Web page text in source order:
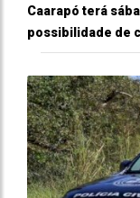
Caarapó terá
possibilidade de